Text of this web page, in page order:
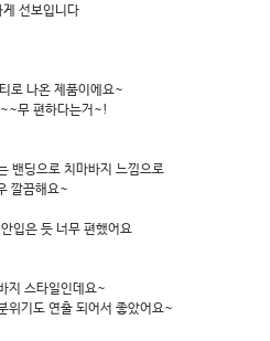
게 선보입니다
로 나온 제품이에요~
무 편하다는거~!
밴딩으로 치마바지 느낌으로
깔끔해요~
입은 듯 너무 편했어요
지 스타일인데요~
위기도 연출 되어서 좋았어요~